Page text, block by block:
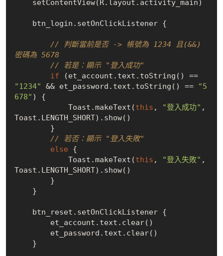
// 判斷當前是否 -> 帳號為 1234 且(&&)
密碼為 5678
// 若是：顯示 "登入成功"
if
(et_account.text.toString() ==
"1234" && et_password.text.toString() ==
"5
678" ) {
            Toast.makeText(
this , "登入成功" ,
Toast.LENGTH_SHORT).show()
// 若否：顯示 "登入失敗"
else {
            Toast.makeText(
this , "登入失敗" ,
Toast.LENGTH_SHORT).show()